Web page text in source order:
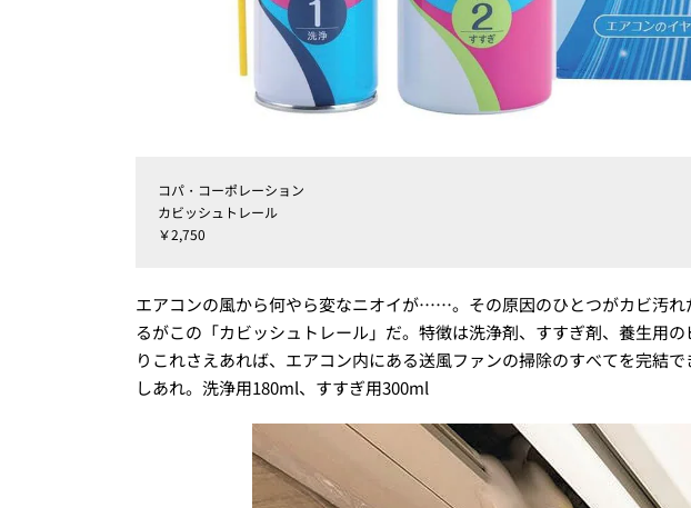
コパ・コーポレーション
カビッシュトレール
￥2,750
エアコンの風から何やら変なニオイが……。その原因のひとつがカビ汚
るがこの「カビッシュトレール」だ。特徴は洗浄剤、すすぎ剤、養生用
りこれさえあれば、エアコン内にある送風ファンの掃除のすべてを完結
しあれ。洗浄用180ml、すすぎ用300ml